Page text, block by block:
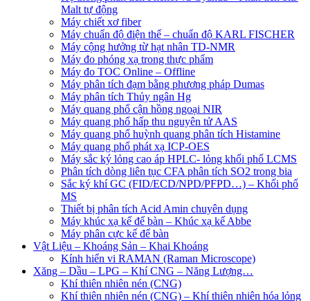
Malt tự động
Máy chiết xơ fiber
Máy chuẩn độ điện thế – chuẩn độ KARL FISCHER
Máy cộng hưởng từ hạt nhân TD-NMR
Máy đo phóng xạ trong thực phẩm
Máy đo TOC Online – Offline
Máy phân tích đạm bằng phương pháp Dumas
Máy phân tích Thủy ngân Hg
Máy quang phổ cận hồng ngoại NIR
Máy quang phổ hấp thu nguyên tử AAS
Máy quang phổ huỳnh quang phân tích Histamine
Máy quang phổ phát xạ ICP-OES
Máy sắc ký lỏng cao áp HPLC- lỏng khối phổ LCMS
Phân tích dòng liên tục CFA phân tích SO2 trong bia
Sắc ký khí GC (FID/ECD/NPD/PFPD…) – Khối phổ
MS
Thiết bị phân tích Acid Amin chuyên dụng
Máy khúc xạ kế để bàn – Khúc xạ kế Abbe
Máy phân cực kế để bàn
Vật Liệu – Khoáng Sản – Khai Khoáng
Kính hiển vi RAMAN (Raman Microscope)
Xăng – Dầu – LPG – Khí CNG – Năng Lượng…
Khí thiên nhiên nén (CNG)
Khí thiên nhiên nén (CNG) – Khí thiên nhiên hóa lỏng